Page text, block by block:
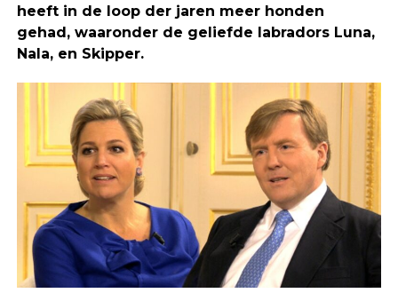
heeft in de loop der jaren meer honden
gehad, waaronder de geliefde labradors Luna,
Nala, en Skipper.